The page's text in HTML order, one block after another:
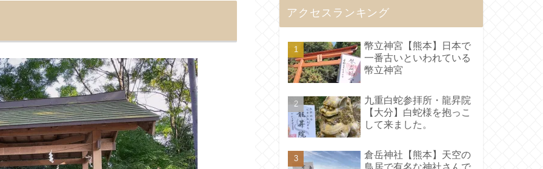
アクセスランキング
幣立神宮【熊本】日本で
一番古いといわれている
幣立神宮
九重白蛇参拝所・龍昇院
【大分】白蛇様を抱っこ
して来ました。
倉岳神社【熊本】天空の
鳥居で有名な神社さんで